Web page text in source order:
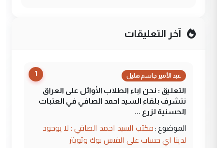
آخر التعليقات
1 عبد الأمير جاسم هليل
التعليق : نحن اباء الطلاب الأوائل على العراق
نتشرف بلقاء السيد احمد الصافي في العتبات
الحسنية لزرع ...
الموضوع : مكتب السيد احمد الصافي : لا يوجود
لدينا اي حساب على الفيس بوك وتويتر